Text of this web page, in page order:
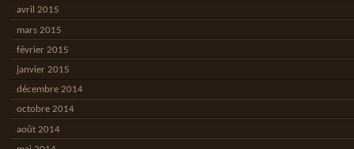
avril 2015
mars 2015
février 2015
janvier 2015
décembre 2014
octobre 2014
août 2014